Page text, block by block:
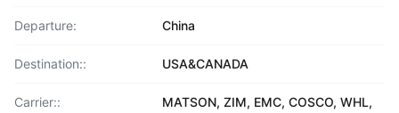
Departure: China
Destination:: USA&CANADA
Carrier::
MATSON, ZIM, EMC, COSCO, WHL,